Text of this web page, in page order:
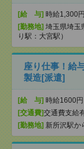
[給 与] 時給1,300
[勤務地] 埼玉県埼玉
り駅：大宮駅）
座り仕事！給
製造[派遣]
[給 与] 時給1600円
[交通費]交通費支給
[勤務地] 新所沢駅か